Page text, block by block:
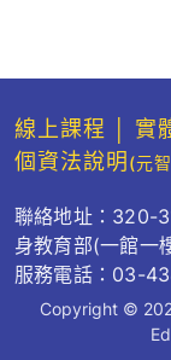
線上課程 實
個資法說明 (元
聯絡地址：320-
身教育部(一館一
服務電話：03-
Copyright ©